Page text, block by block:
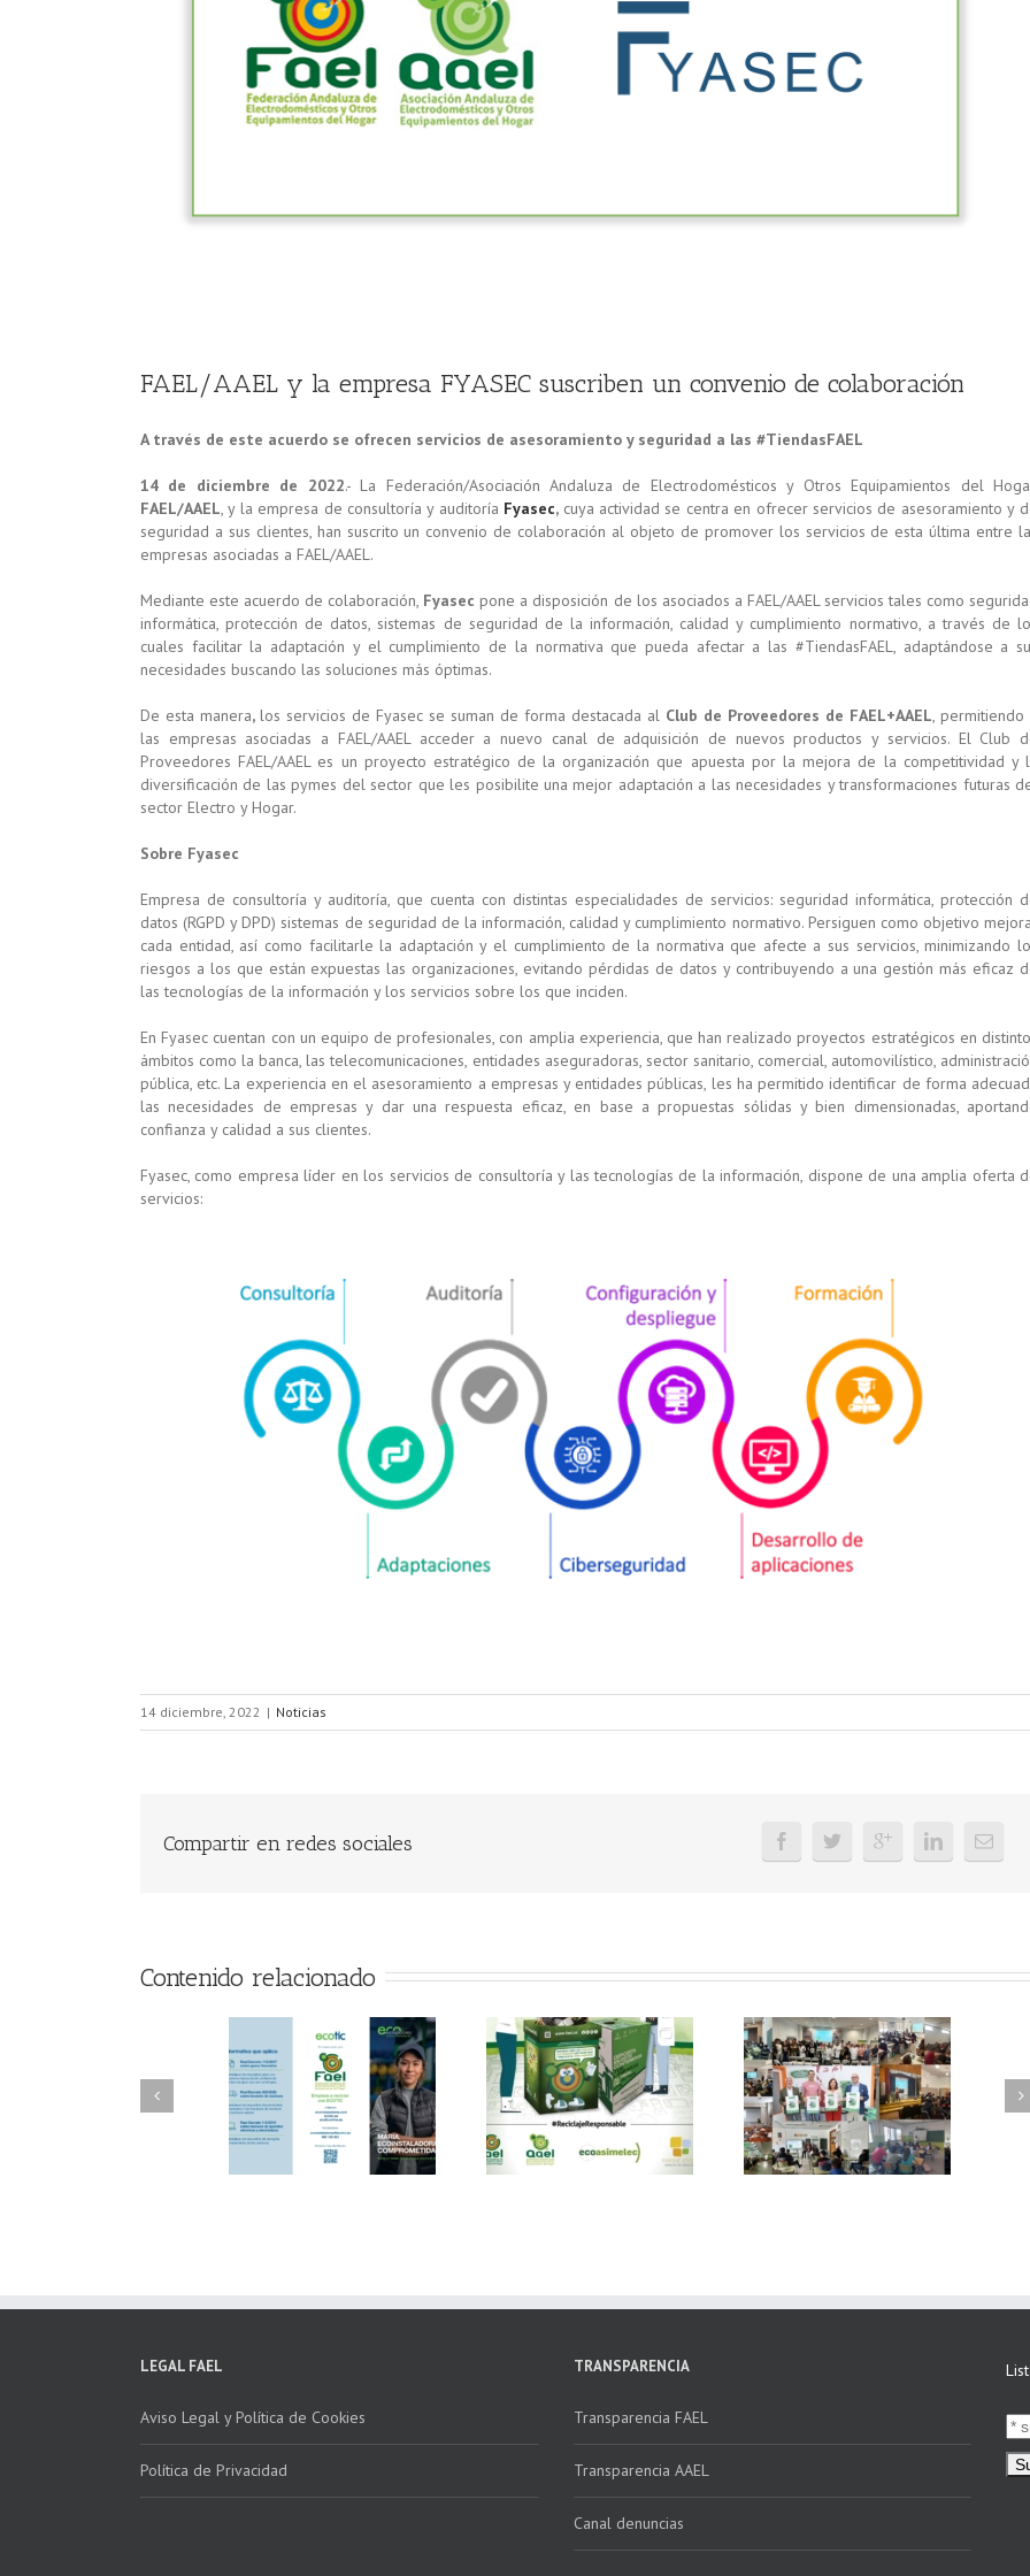
FAEL/AAEL y la empresa FYASEC suscriben un convenio de colaboración
A través de este acuerdo se ofrecen servicios de asesoramiento y seguridad a las #TiendasFAEL
14 de diciembre de 2022.- La Federación/Asociación Andaluza de Electrodomésticos y Otros Equipamientos del
FAEL/AAEL, y la empresa de consultoría y auditoría Fyasec, cuya actividad se centra en ofrecer servicios de asesoramiento y
seguridad a sus clientes, han suscrito un convenio de colaboración al objeto de promover los servicios de esta última entre
empresas asociadas a FAEL/AAEL.
Mediante este acuerdo de colaboración, Fyasec pone a disposición de los asociados a FAEL/AAEL servicios tales como
informática, protección de datos, sistemas de seguridad de la información, calidad y cumplimiento normativo, a través de
cuales facilitar la adaptación y el cumplimiento de la normativa que pueda afectar a las #TiendasFAEL, adaptándose a
necesidades buscando las soluciones más óptimas.
De esta manera, los servicios de Fyasec se suman de forma destacada al Club de Proveedores de FAEL+AAEL, permitiendo
las empresas asociadas a FAEL/AAEL acceder a nuevo canal de adquisición de nuevos productos y servicios. El Club
Proveedores FAEL/AAEL es un proyecto estratégico de la organización que apuesta por la mejora de la competitividad y
diversificación de las pymes del sector que les posibilite una mejor adaptación a las necesidades y transformaciones futuras
sector Electro y Hogar.
Sobre Fyasec
Empresa de consultoría y auditoría, que cuenta con distintas especialidades de servicios: seguridad informática, protección
datos (RGPD y DPD) sistemas de seguridad de la información, calidad y cumplimiento normativo. Persiguen como objetivo
cada entidad, así como facilitarle la adaptación y el cumplimiento de la normativa que afecte a sus servicios, minimizando
riesgos a los que están expuestas las organizaciones, evitando pérdidas de datos y contribuyendo a una gestión más eficaz
las tecnologías de la información y los servicios sobre los que inciden.
En Fyasec cuentan con un equipo de profesionales, con amplia experiencia, que han realizado proyectos estratégicos en
ámbitos como la banca, las telecomunicaciones, entidades aseguradoras, sector sanitario, comercial, automovilístico,
pública, etc. La experiencia en el asesoramiento a empresas y entidades públicas, les ha permitido identificar de forma
las necesidades de empresas y dar una respuesta eficaz, en base a propuestas sólidas y bien dimensionadas,
confianza y calidad a sus clientes.
Fyasec, como empresa líder en los servicios de consultoría y las tecnologías de la información, dispone de una amplia oferta
servicios:
14 diciembre, 2022 | Noticias
Compartir en redes sociales
Contenido relacionado
FAEL/AAEL y
FAEL, Ecoasimelec y
Parque Joyero
Córdoba, colaboran
FAEL, junto con
Ecoasimelec, visitan
16 centros
Verde”
Ya disponible el
vídeo Webinar
«Facturación
LEGAL FAEL
Aviso Legal y Política de Cookies
Política de Privacidad
TRANSPARENCIA
Transparencia FAEL
Transparencia AAEL
Canal denuncias